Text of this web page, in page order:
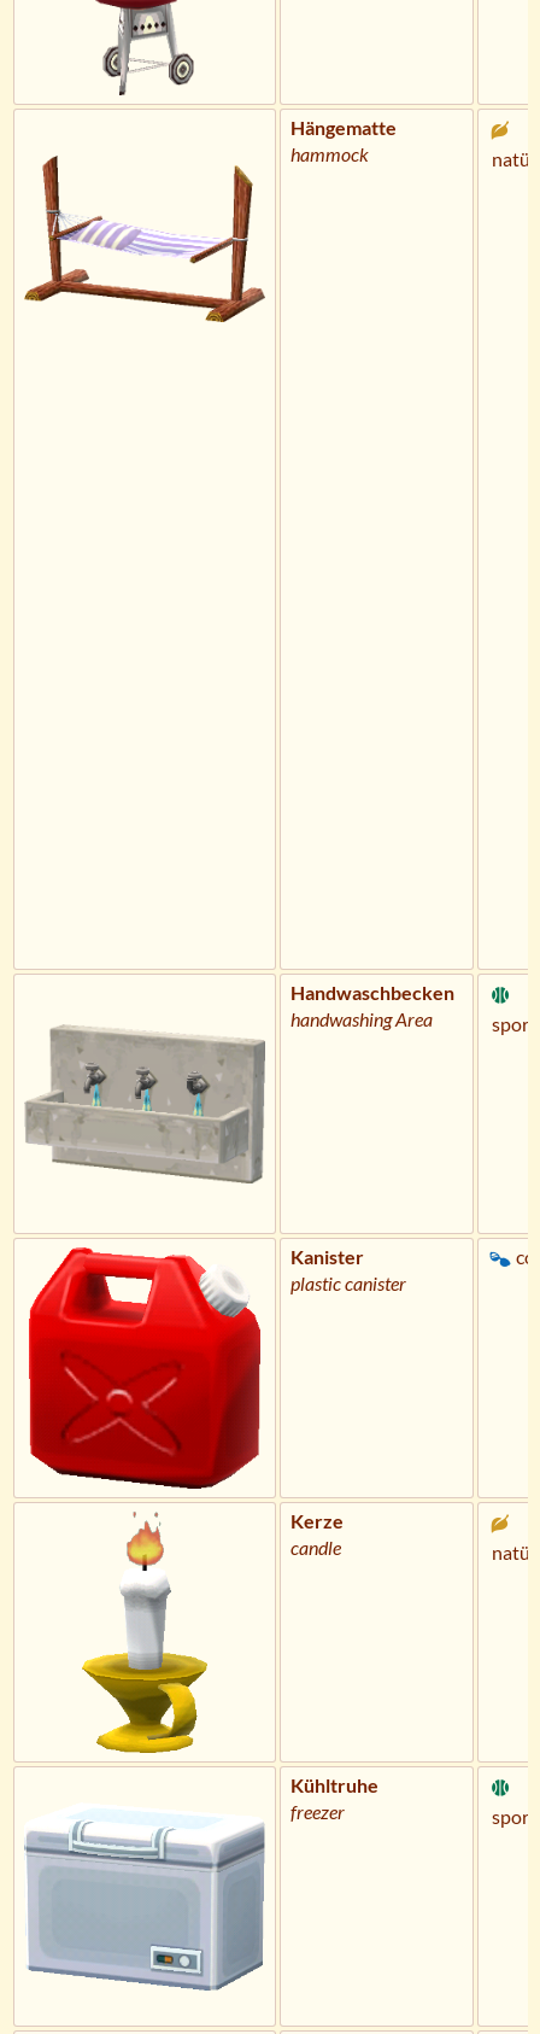
Hängematte
hammock
Handwaschbecken
handwashing Area
Kanister
plastic canister
Kerze
candle
Kühltruhe
freezer